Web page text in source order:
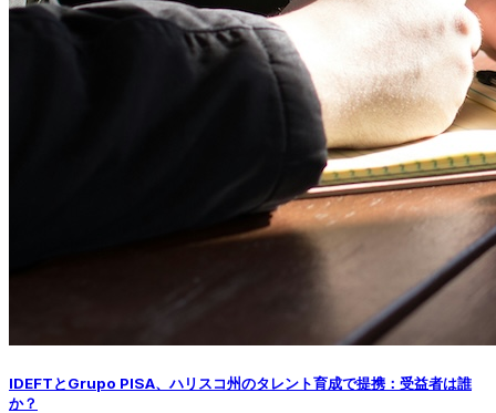
IDEFTとGrupo PISA、ハリスコ州のタレント育成で提携：受益者は誰
か？